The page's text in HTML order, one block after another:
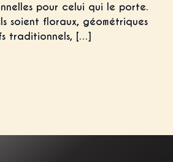
pour celui qui le porte.
soient floraux, géométriques
traditionnels, […]